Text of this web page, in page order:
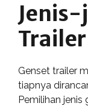
Jenis-
Trailer
Genset trailer
tiapnya
Pemilihan